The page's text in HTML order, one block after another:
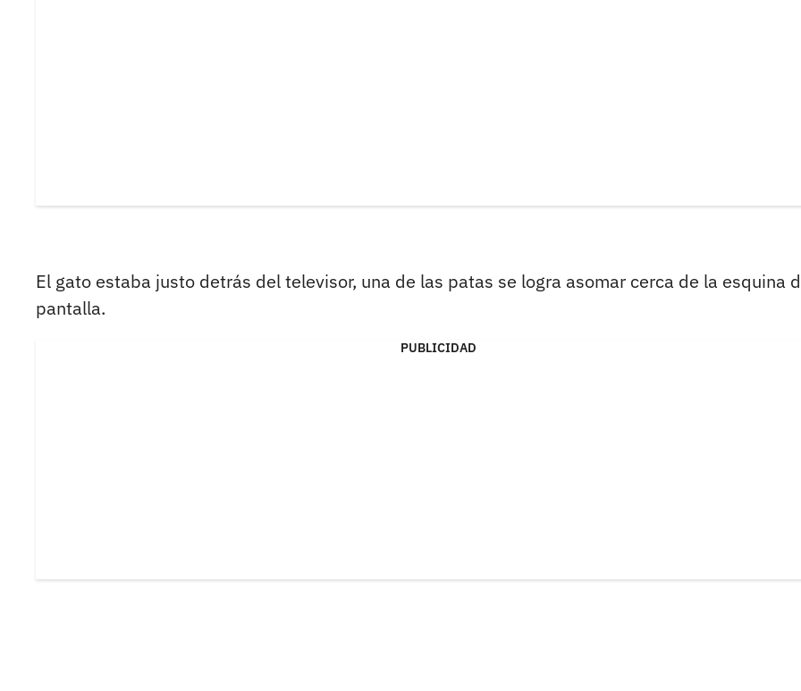
El gato estaba justo detrás del televisor, una de las patas se logra asomar cerca de la esquina
pantalla.
PUBLICIDAD